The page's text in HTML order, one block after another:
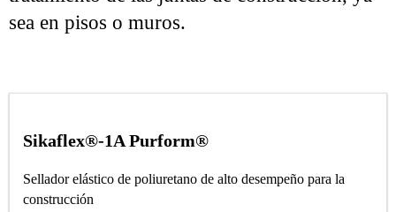
sea en pisos o muros.
Sikaflex®-1A Purform®
Sellador elástico de poliuretano de alto desempeño para la
construcción